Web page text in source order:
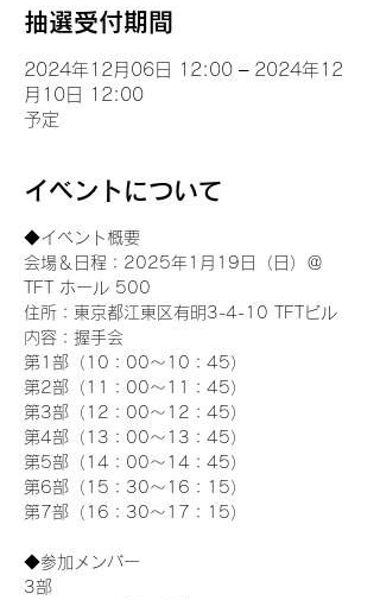
抽選受付期間
2024年12月06日 12:00 – 2024年12
月10日 12:00
予定
イベントについて
◆イベント概要
会場＆日程：2025年1月19日（日）＠
TFT ホール 500
住所：東京都江東区有明3-4-10 TFTビル
内容：握手会
第1部（10：00～10：45）
第2部（11：00～11：45）
第3部（12：00～12：45）
第4部（13：00～13：45）
第5部（14：00～14：45）
第6部（15：30～16：15）
第7部（16：30～17：15）
◆参加メンバー
3部